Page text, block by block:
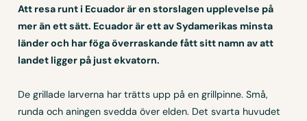
Att resa runt i Ecuador är en storslagen upplevelse på
mer än ett sätt. Ecuador är ett av Sydamerikas minsta
länder och har föga överraskande fått sitt namn av att
landet ligger på just ekvatorn.
De grillade larverna har trätts upp på en grillpinne. Små,
runda och aningen svedda över elden. Det svarta huvudet